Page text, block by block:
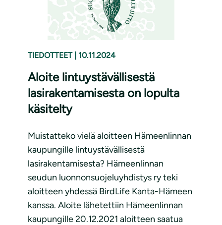
TIEDOTTEET 10.11.2024
Aloite lintuystävällisestä
lasirakentamisesta on lopulta
käsitelty
Muistatteko vielä aloitteen Hämeenlinnan
kaupungille lintuystävällisestä
lasirakentamisesta? Hämeenlinnan
seudun luonnonsuojeluyhdistys ry teki
aloitteen yhdessä BirdLife Kanta-Hämeen
kanssa. Aloite lähetettiin Hämeenlinnan
kaupungille 20.12.2021 aloitteen saatua